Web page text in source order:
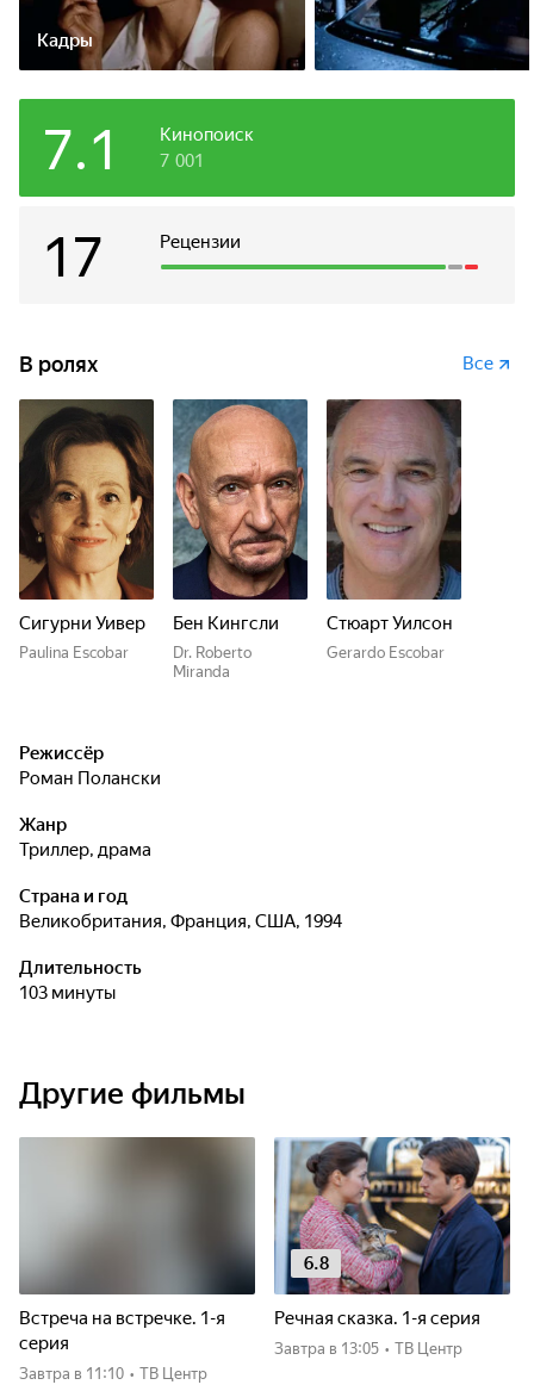
Кадры
Кинопоиск
7.1 7 001
Рецензии
17
В ролях Все
Сигурни Уивер
Paulina Escobar
Бен Кингсли
Dr. Roberto
Miranda
Стюарт Уилсон
Gerardo Escobar
Режиссёр
Роман Полански
Жанр
триллер, драма
Страна и год
Великобритания, Франция, США, 1994
Длительность
103 минуты
Другие фильмы
Встреча на встречке. 1-я
серия
Завтра в 11:10 • ТВ Центр
6.8
Речная сказка. 1-я серия
Завтра в 13:05 • ТВ Центр